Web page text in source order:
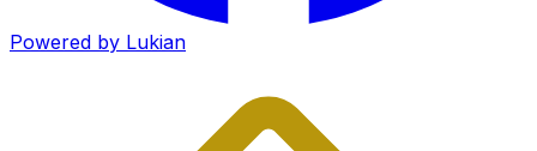
Powered by Lukian